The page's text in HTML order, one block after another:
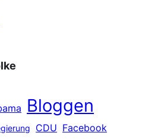
Bloggen
CDU Facebook